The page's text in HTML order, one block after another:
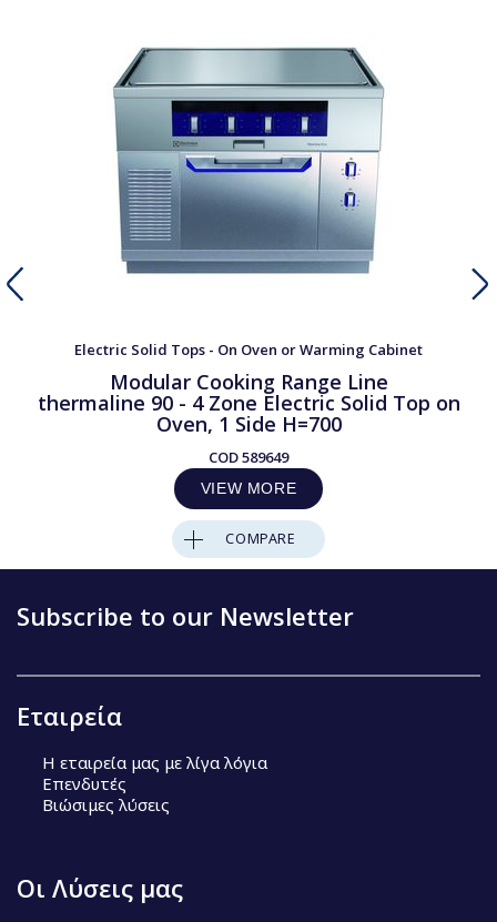
Electric Solid Tops - On Oven or Warming Cabinet
Modular Cooking Range Line
thermaline 90 - 4 Zone Electric Solid Top on
Oven, 1 Side H=700
COD589649
VIEW MORE
COMPARE
Subscribe to our Newsletter
Εταιρεία
Η εταιρεία μας με λίγα λόγια
Επενδυτές
Βιώσιμες λύσεις
Οι Λύσεις μας